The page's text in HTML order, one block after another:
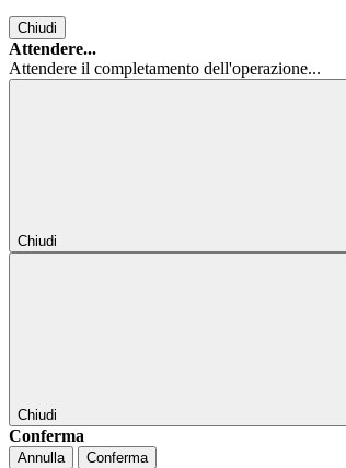
Chiudi
Attendere...
Attendere il completamento dell'operazione...
Chiudi
Chiudi
Conferma
Annulla Conferma